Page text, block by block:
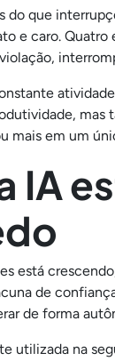
que
e caro.
mais em um
IA
está
de
de forma
utilizada na